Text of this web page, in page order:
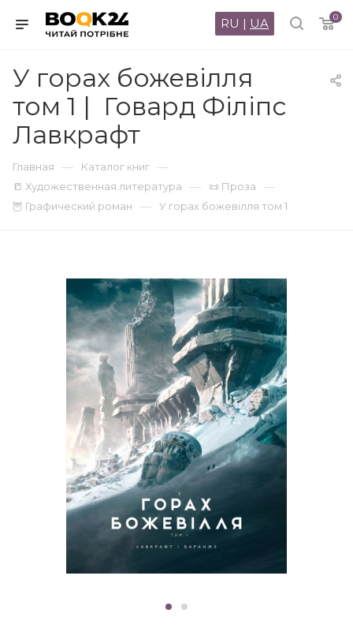
0
RU | UA
У горах божевілля
том 1 | Говард Філіпс
Лавкрафт
Главная — Каталог книг —
📒 Художественная литература — 📜 Проза —
🦉 Графический роман — У горах божевілля том 1